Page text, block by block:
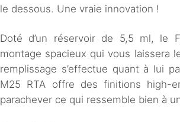
le dessous. Une vraie innovation !
Doté d’un réservoir de 5,5 ml, le
montage spacieux qui vous laissera
remplissage s’effectue quant à lui
M25 RTA offre des finitions high-
parachever ce qui ressemble bien à